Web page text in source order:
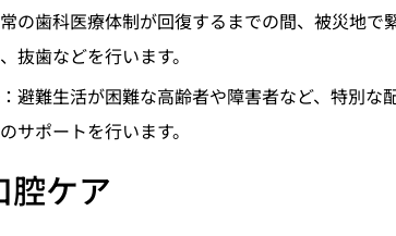
常の歯科医療体制が回復するまでの間、被災地で
抜歯などを行います。
：避難生活が困難な高齢者や障害者など、特別
サポートを行います。
腔ケア